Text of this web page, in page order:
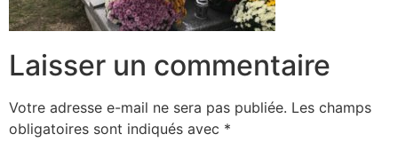
Laisser un commentaire
Votre adresse e-mail ne sera pas publiée. Les champs
obligatoires sont indiqués avec *